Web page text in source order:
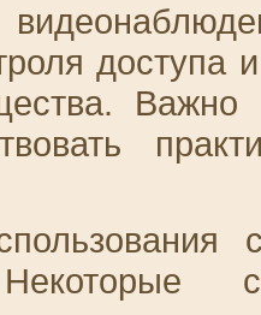
доступа
Важно